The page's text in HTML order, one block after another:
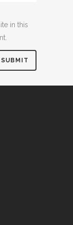
in this